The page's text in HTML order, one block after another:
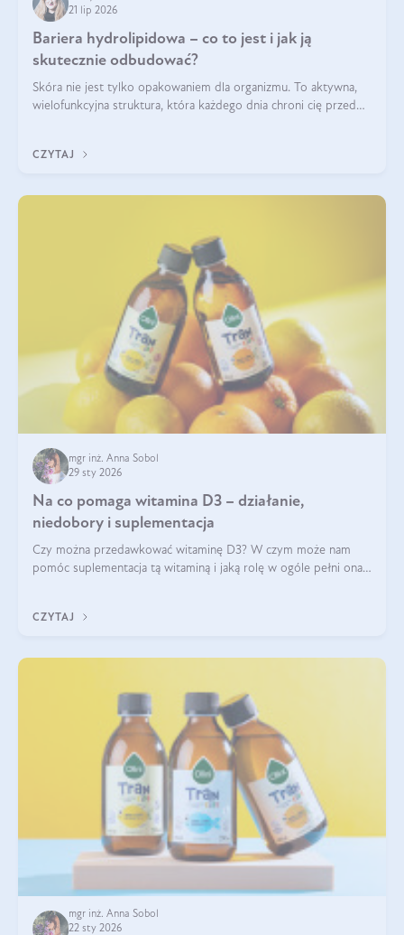
21 lip 2026
Bariera hydrolipidowa – co to jest i jak ją
skutecznie odbudować?
Skóra nie jest tylko opakowaniem dla organizmu. To aktywna,
wielofunkcyjna struktura, która każdego dnia chroni cię przed
bariera hydrolipidowa.
CZYTAJ
mgr inż. Anna Sobol
29 sty 2026
Na co pomaga witamina D3 – działanie,
niedobory i suplementacja
Czy można przedawkować witaminę D3? W czym może nam
pomóc suplementacja tą witaminą i jaką rolę w ogóle pełni ona
robić?
CZYTAJ
mgr inż. Anna Sobol
22 sty 2026